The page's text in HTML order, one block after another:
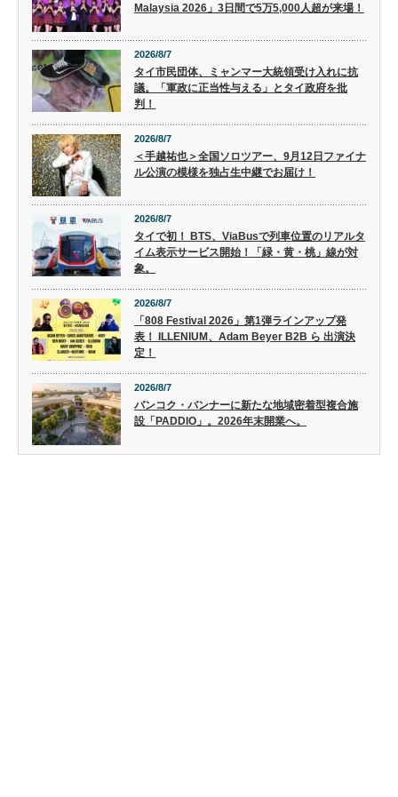
Malaysia 2026」3日間で5万5,000人超が来場！
2026/8/7
タイ市民団体、ミャンマー大統領受け入れに抗
議。「軍政に正当性与える」とタイ政府を批
判！
2026/8/7
＜手越祐也＞全国ソロツアー、9月12日ファイナ
ル公演の模様を独占生中継でお届け！
2026/8/7
タイで初！ BTS、ViaBusで列車位置のリアルタ
イム表示サービス開始！「緑・黄・桃」線が対
象。
2026/8/7
「808 Festival 2026」第1弾ラインアップ発
表！ ILLENIUM、Adam Beyer B2B ら 出演決
定！
2026/8/7
バンコク・バンナーに新たな地域密着型複合施
設「PADDIO」。2026年末開業へ。